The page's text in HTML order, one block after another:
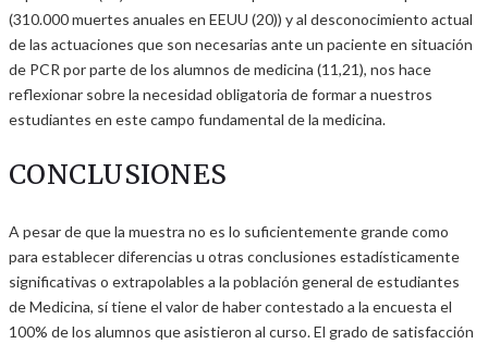
(310.000 muertes anuales en EEUU (20)) y al desconocimiento actual
de las actuaciones que son necesarias ante un paciente en situación
de PCR por parte de los alumnos de medicina (11,21), nos hace
reflexionar sobre la necesidad obligatoria de formar a nuestros
estudiantes en este campo fundamental de la medicina.
CONCLUSIONES
A pesar de que la muestra no es lo suficientemente grande como
para establecer diferencias u otras conclusiones estadísticamente
significativas o extrapolables a la población general de estudiantes
de Medicina, sí tiene el valor de haber contestado a la encuesta el
100% de los alumnos que asistieron al curso. El grado de satisfacción